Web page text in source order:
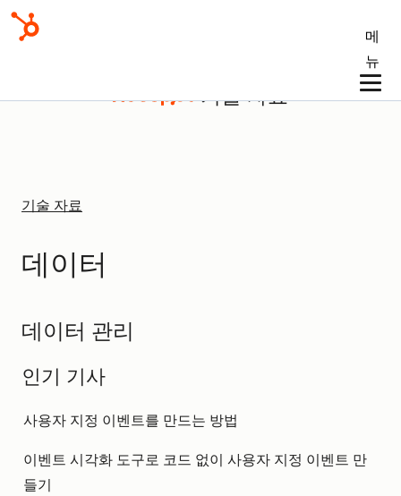
메
뉴
기술 자료
기술 자료
데이터
데이터 관리
인기 기사
사용자 지정 이벤트를 만드는 방법
이벤트 시각화 도구로 코드 없이 사용자 지정 이벤트 만
들기